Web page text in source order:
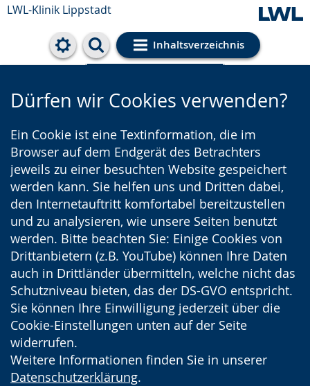
LWL-Klinik Lippstadt
Inhaltsverzeichnis
Cookie-Einstellungen
Dürfen wir Cookies verwenden?
Ein Cookie ist eine Textinformation, die im
Browser auf dem Endgerät des Betrachters
jeweils zu einer besuchten Website gespeichert
werden kann. Sie helfen uns und Dritten dabei,
den Internetauftritt komfortabel bereitzustellen
und zu analysieren, wie unsere Seiten benutzt
werden. Bitte beachten Sie: Einige Cookies von
Drittanbietern (z.B. YouTube) können Ihre Daten
auch in Drittländer übermitteln, welche nicht das
Schutzniveau bieten, das der DS-GVO entspricht.
Sie können Ihre Einwilligung jederzeit über die
Cookie-Einstellungen unten auf der Seite
widerrufen.
Weitere Informationen finden Sie in unserer
Datenschutzerklärung.